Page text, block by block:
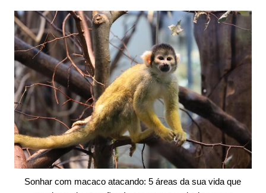
Sonhar com macaco atacando: 5 áreas da sua vida que